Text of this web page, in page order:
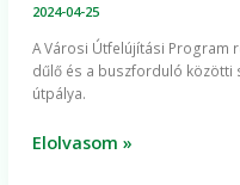
2024-04-25
A Városi Útfelújítási Program
dűlő és a buszforduló közötti
útpálya.
300
méter
szakasza
Elolvasom »